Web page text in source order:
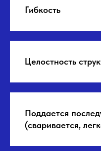
Гибкость
Целостность
Поддается
(сваривается,